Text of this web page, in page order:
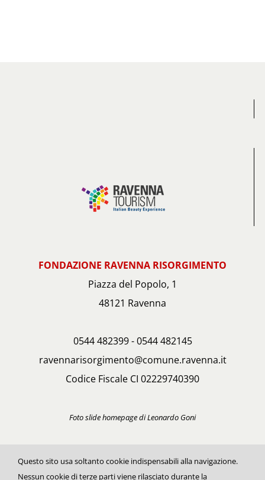
FONDAZIONE RAVENNA RISORGIMENTO
Piazza del Popolo, 1
48121 Ravenna
0544 482399 - 0544 482145
ravennarisorgimento@comune.ravenna.it
Codice Fiscale CI 02229740390
Foto slide homepage di Leonardo Goni
Questo sito usa soltanto cookie indispensabili alla navigazione.
Nessun cookie di terze parti viene rilasciato durante la